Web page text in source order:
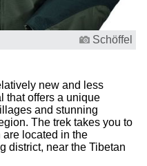
Schöffel
new and less
that offers a unique
and stunning
The trek takes you to
located in the
district, near the Tibetan